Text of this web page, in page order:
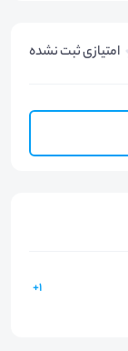
امتیازی ثبت نشده
1+